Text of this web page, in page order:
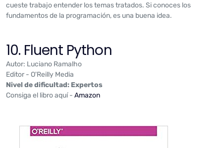
cueste trabajo entender los temas tratados. Si conoces los
fundamentos de la programación, es una buena idea.
10. Fluent Python
Autor: Luciano Ramalho
Editor - O'Reilly Media
Nivel de dificultad: Expertos
Consiga el libro aquí - Amazon